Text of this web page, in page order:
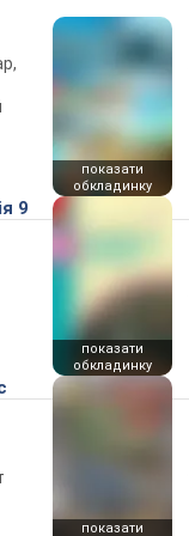
показати
обкладинку
9
показати
обкладинку
показати